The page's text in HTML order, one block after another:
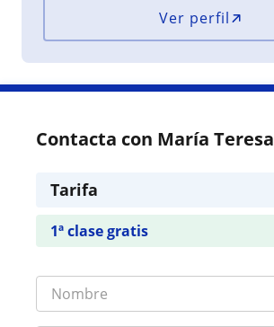
Ver perfil
Contacta con María Teresa
Tarifa
1ª clase gratis